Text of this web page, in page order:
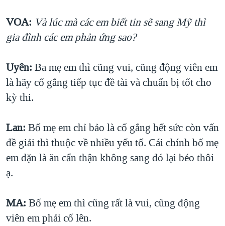
VOA: Và lúc mà các em biết tin sẽ sang Mỹ thì
gia đình các em phản ứng sao?
Uyên: Ba mẹ em thì cũng vui, cũng động viên em
là hãy cố gắng tiếp tục đề tài và chuẩn bị tốt cho
kỳ thi.
Lan: Bố mẹ em chỉ bảo là cố gắng hết sức còn vấn
đề giải thì thuộc về nhiều yếu tố. Cái chính bố mẹ
em dặn là ăn cẩn thận không sang đó lại béo thôi
ạ.
MA: Bố mẹ em thì cũng rất là vui, cũng động
viên em phải cố lên.